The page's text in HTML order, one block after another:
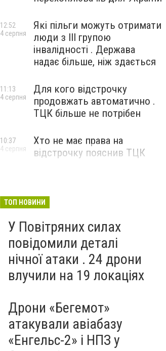
Які пільги можуть отримати
люди з III групою
інвалідності . Держава
надає більше, ніж здається
12:52
4 серпня
Для кого відстрочку
продовжать автоматично .
ТЦК більше не потрібен
11:13
4 серпня
Хто не має права на
відстрочку пояснив ТЦК
10:37
4 серпня
ТОП НОВИНИ
У Повітряних силах
повідомили деталі
нічної атаки . 24 дрони
влучили на 19 локаціях
Дрони «Бегемот»
атакували авіабазу
«Енгельс-2» і НПЗ у